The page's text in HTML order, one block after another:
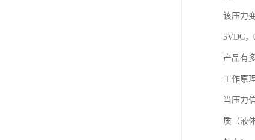
该压力
5VDC
产品有
工作原
当压力
质（液